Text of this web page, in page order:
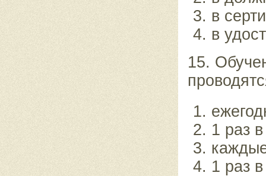
в
в
15.
1 раз
1 раз